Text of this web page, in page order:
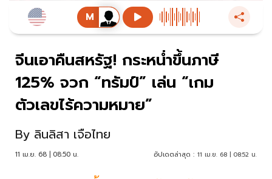
จีนเอาคืนสหรัฐ! กระหน่ำขึ้นภาษี
125% จวก “ทรัมป์” เล่น “เกม
ตัวเลขไร้ความหมาย”
By ลินลิสา เจือไทย
11 เม.ย. 68 | 08:50 น. อัปเดตล่าสุด : 11 เม.ย. 68 | 08:52 น.